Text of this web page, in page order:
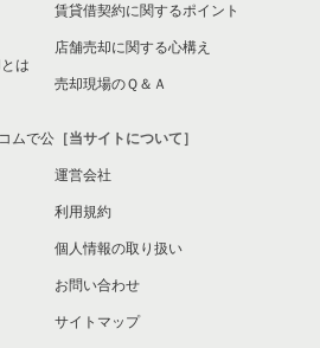
は
ムで公
賃貸借契約に関するポイント
店舗売却に関する心構え
売却現場のＱ＆Ａ
［当サイトについて］
運営会社
利用規約
個人情報の取り扱い
お問い合わせ
サイトマップ